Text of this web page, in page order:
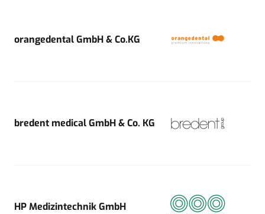
orangedental GmbH & Co.KG
bredent medical GmbH & Co. KG
HP Medizintechnik GmbH